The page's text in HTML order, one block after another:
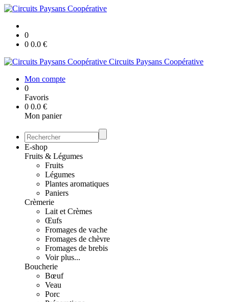
0
0 0.0 €
Circuits Paysans Coopérative
Mon compte
0
Favoris
0 0.0 €
Mon panier
E-shop
Fruits & Légumes
Fruits
Légumes
Plantes aromatiques
Paniers
Crèmerie
Lait et Crèmes
Œufs
Fromages de vache
Fromages de chèvre
Fromages de brebis
Voir plus...
Boucherie
Bœuf
Veau
Porc